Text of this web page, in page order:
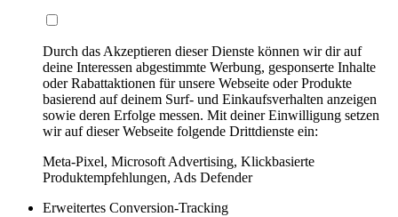
Durch das Akzeptieren dieser Dienste können wir dir auf
deine Interessen abgestimmte Werbung, gesponserte Inhalte
oder Rabattaktionen für unsere Webseite oder Produkte
basierend auf deinem Surf- und Einkaufsverhalten anzeigen
sowie deren Erfolge messen. Mit deiner Einwilligung setzen
wir auf dieser Webseite folgende Drittdienste ein:
Meta-Pixel, Microsoft Advertising, Klickbasierte
Produktempfehlungen, Ads Defender
Erweitertes Conversion-Tracking